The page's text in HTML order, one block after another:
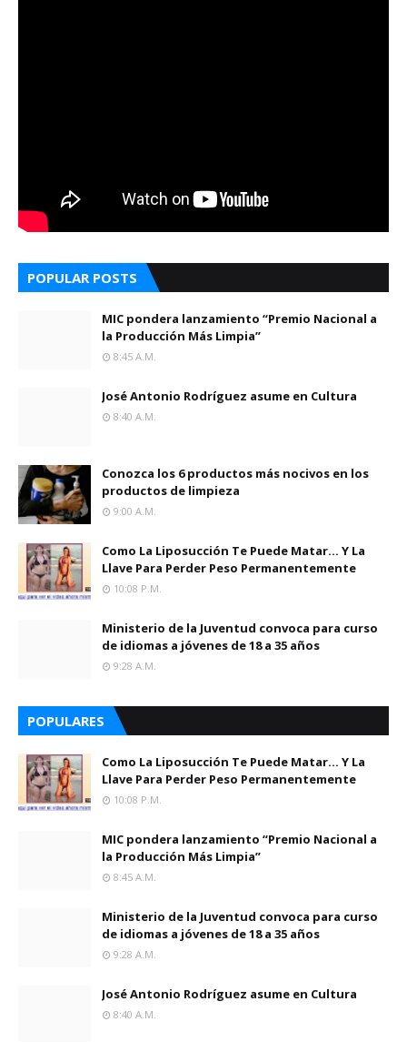
POPULAR POSTS
MIC pondera lanzamiento “Premio Nacional a
la Producción Más Limpia”
8:45 A.m.
José Antonio Rodríguez asume en Cultura
8:40 A.m.
Conozca los 6 productos más nocivos en los
productos de limpieza
9:00 A.m.
Como La Liposucción Te Puede Matar… Y La
Llave Para Perder Peso Permanentemente
10:08 P.m.
Ministerio de la Juventud convoca para curso
de idiomas a jóvenes de 18 a 35 años
9:28 A.m.
POPULARES
Como La Liposucción Te Puede Matar… Y La
Llave Para Perder Peso Permanentemente
10:08 P.m.
MIC pondera lanzamiento “Premio Nacional a
la Producción Más Limpia”
8:45 A.m.
Ministerio de la Juventud convoca para curso
de idiomas a jóvenes de 18 a 35 años
9:28 A.m.
José Antonio Rodríguez asume en Cultura
8:40 A.m.